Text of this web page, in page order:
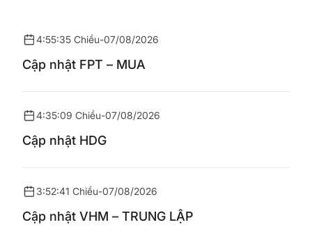
4:55:35 Chiều-07/08/2026
Cập nhật FPT – MUA
4:35:09 Chiều-07/08/2026
Cập nhật HDG
3:52:41 Chiều-07/08/2026
Cập nhật VHM – TRUNG LẬP